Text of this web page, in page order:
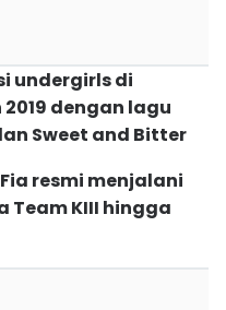
undergirls di
dengan lagu
Sweet and Bitter
resmi menjalani
KIII hingga